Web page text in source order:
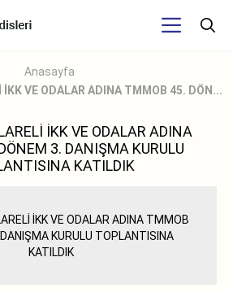
Anasayfa
VE ODALAR ADINA TMMOB 45. DÖN...
İKK VE ODALAR ADINA
3. DANIŞMA KURULU
KATILDIK